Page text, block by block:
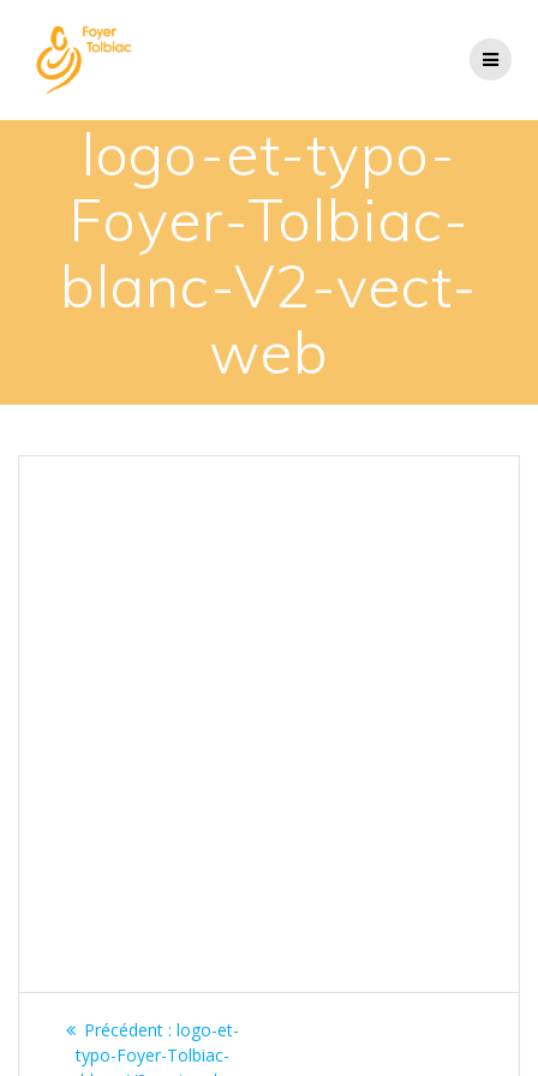
logo-et-typo-
Foyer-Tolbiac-
blanc-V2-vect-
web
Précédent : logo-et-
typo-Foyer-Tolbiac-